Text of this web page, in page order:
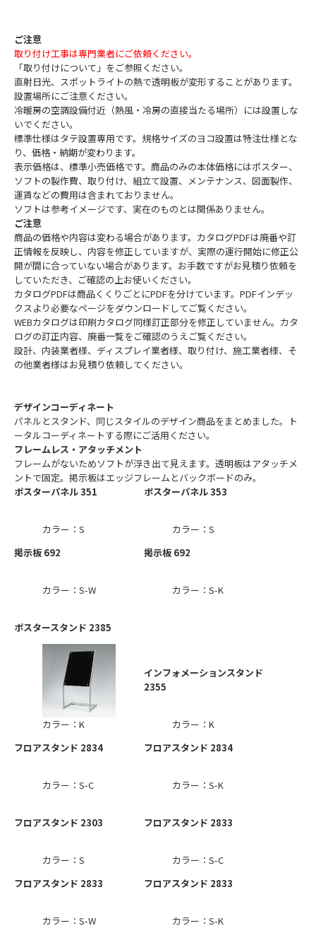
ご注意
取り付け工事は専門業者にご依頼ください。
「取り付けについて 」をご参照ください。
直射日光、スポットライトの熱で透明板が変形することがあります。
設置場所にご注意ください。
冷暖房の空調設備付近（熱風・冷房の直接当たる場所）には設置しな
いでください。
標準仕様はタテ設置専用です。規格サイズのヨコ設置は特注仕様とな
り、価格・納期が変わります。
表示価格は、標準小売価格です。商品のみの本体価格にはポスター、
ソフトの製作費、取り付け、組立て設置、メンテナンス、図面製作、
運賃などの費用は含まれておりません。
ソフトは参考イメージです、実在のものとは関係ありません。
ご注意
商品の価格や内容は変わる場合があります。カタログPDFは廃番や訂
正情報を反映し、内容を修正していますが、実際の運行開始に修正公
開が間に合っていない場合があります。お手数ですがお見積り依頼を
していただき、ご確認の上お使いください。
カタログPDFは商品くくりごとにPDFを分けています。PDFインデッ
クスより必要なページをダウンロードしてご覧ください。
WEBカタログは印刷カタログ同様訂正部分を修正していません。カタ
ログの訂正内容、廃番一覧をご確認のうえご覧ください。
設計、内装業者様、ディスプレイ業者様、取り付け、施工業者様、そ
の他業者様はお見積り依頼してください。
デザインコーディネート
パネルとスタンド、同じスタイルのデザイン商品をまとめました。ト
ータルコーディネートする際にご活用ください。
フレームレス・アタッチメント
フレームがないためソフトが浮き出て見えます。透明板はアタッチメ
ントで固定。掲示板はエッジフレームとバックボードのみ。
ポスターパネル 351
カラー：S
ポスターパネル 353
カラー：S
掲示板 692
カラー：S-W
掲示板 692
カラー：S-K
ポスタースタンド 2385
カラー：K
インフォメーションスタンド
2355
カラー：K
フロアスタンド 2834
カラー：S-C
フロアスタンド 2834
カラー：S-K
フロアスタンド 2303
カラー：S
フロアスタンド 2833
カラー：S-C
フロアスタンド 2833
カラー：S-W
フロアスタンド 2833
カラー：S-K